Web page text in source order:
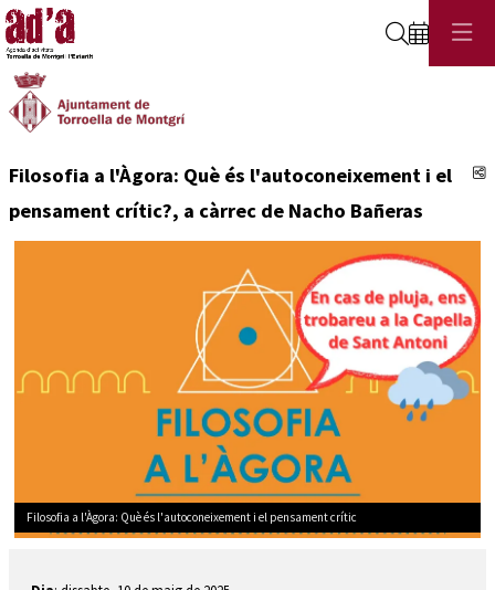
Cerca
Filosofia a l'Àgora: Què és l'autoconeixement i el
pensament crític?, a càrrec de Nacho Bañeras
Filosofia a l'Àgora: Què és l'autoconeixement i el pensament crític